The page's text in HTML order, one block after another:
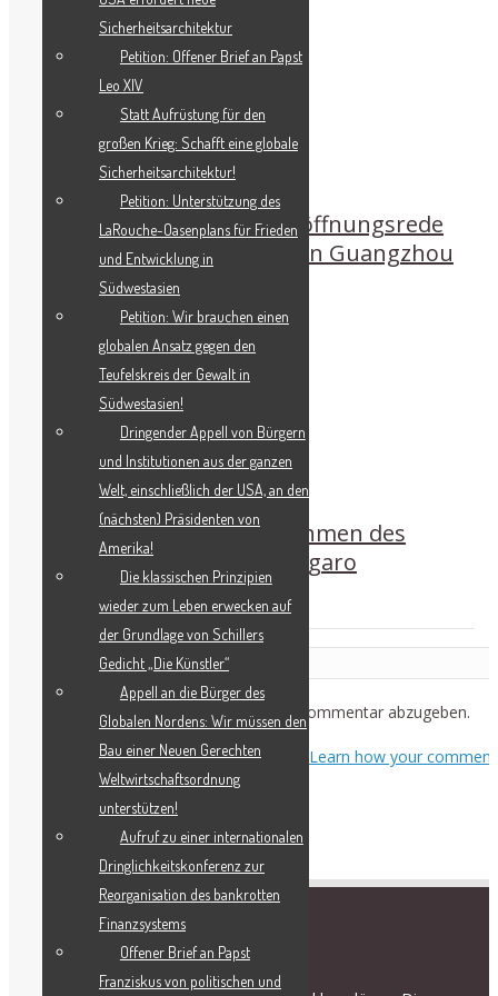
Zepp-LaRouche hielt Eröffnungsrede
auf Think-Tank-Forum in Guangzhou
Prominente Stellungnahmen des
Schiller-Instituts in Le Figaro
Leave a Reply
angemeldetsein, um einen Kommentar abzugeben.
This site uses Akismet to reduce spam. Learn how your comment
data is processed.
RECENT POSTS
Sicherheitsarchitektur
Petition: Offener Brief an Papst
Leo XIV
Statt Aufrüstung für den
großen Krieg: Schafft eine globale
Sicherheitsarchitektur!
Petition: Unterstützung des
LaRouche-Oasenplans für Frieden
und Entwicklung in
Südwestasien
Petition: Wir brauchen einen
globalen Ansatz gegen den
Teufelskreis der Gewalt in
Südwestasien!
Dringender Appell von Bürgern
und Institutionen aus der ganzen
Welt, einschließlich der USA, an den
(nächsten) Präsidenten von
Amerika!
Die klassischen Prinzipien
wieder zum Leben erwecken auf
der Grundlage von Schillers
Gedicht „Die Künstler“
Appell an die Bürger des
Globalen Nordens: Wir müssen den
Bau einer Neuen Gerechten
Weltwirtschaftsordnung
unterstützen!
Aufruf zu einer internationalen
Dringlichkeitskonferenz zur
Reorganisation des bankrotten
Finanzsystems
Offener Brief an Papst
Franziskus von politischen und